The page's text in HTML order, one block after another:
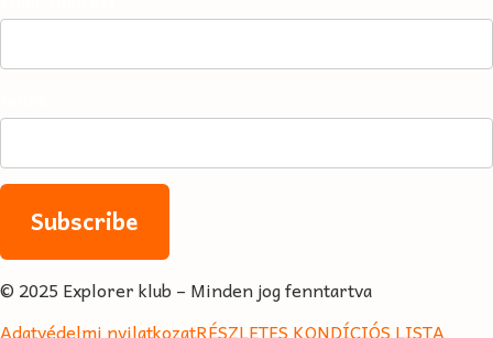
© 2025 Explorer klub – Minden jog fenntartva
Adatvédelmi nyilatkozatRÉSZLETES KONDÍCIÓS LISTA